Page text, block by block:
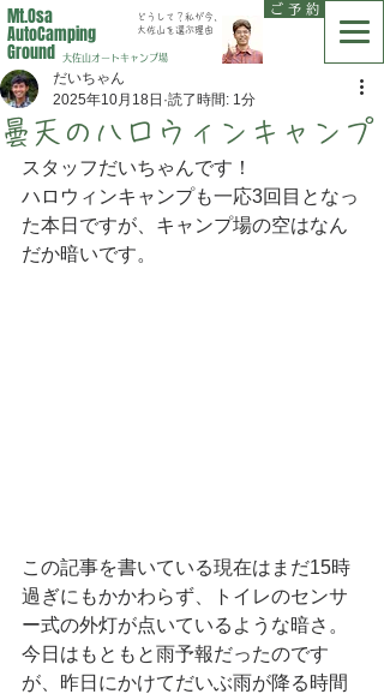
大佐山オートキャンプ場
ご 予 約
Mt.Osa
AutoCamping
Ground
どうして？私が今、
大佐山を選ぶ理由
曇天のハロウィンキャンプ
だいちゃん
2025年10月18日 読了時間: 1分
スタッフだいちゃんです！
ハロウィンキャンプも一応3回目となっ
た本日ですが、キャンプ場の空はなん
だか暗いです。
この記事を書いている現在はまだ15時
過ぎにもかかわらず、トイレのセンサ
ー式の外灯が点いているような暗さ。
今日はもともと雨予報だったのです
が、昨日にかけてだいぶ雨が降る時間